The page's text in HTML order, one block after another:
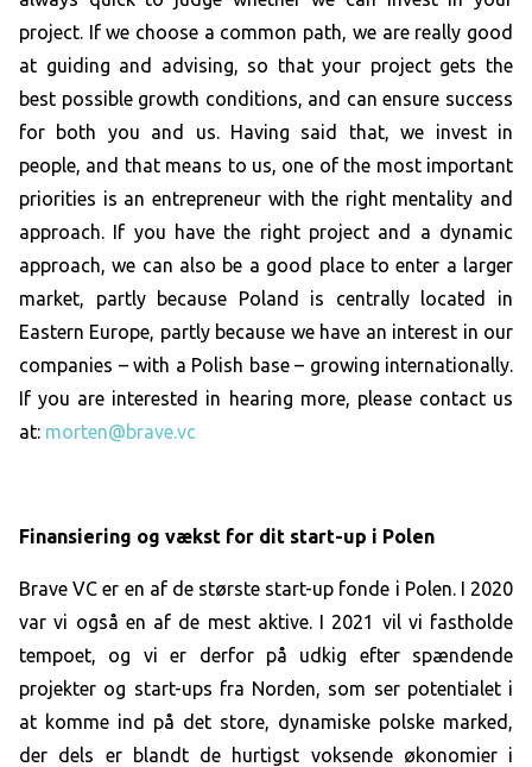
project. If we choose a common path, we are really good
at guiding and advising, so that your project gets the
best possible growth conditions, and can ensure success
for both you and us. Having said that, we invest in
people, and that means to us, one of the most important
priorities is an entrepreneur with the right mentality and
approach. If you have the right project and a dynamic
approach, we can also be a good place to enter a larger
market, partly because Poland is centrally located in
Eastern Europe, partly because we have an interest in our
companies – with a Polish base – growing internationally.
If you are interested in hearing more, please contact us
at: morten@brave.vc
Finansiering og vækst for dit start-up i Polen
Brave VC er en af de største start-up fonde i Polen. I 2020
var vi også en af de mest aktive. I 2021 vil vi fastholde
tempoet, og vi er derfor på udkig efter spændende
projekter og start-ups fra Norden, som ser potentialet i
at komme ind på det store, dynamiske polske marked,
der dels er blandt de hurtigst voksende økonomier i